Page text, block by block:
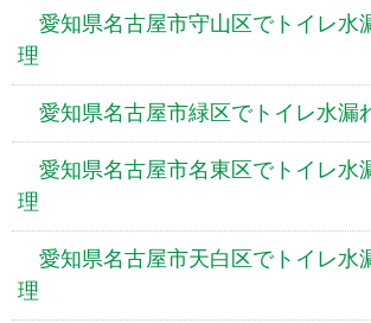
愛知県名古屋市守山区でトイレ水
理
愛知県名古屋市緑区でトイレ水漏
愛知県名古屋市名東区でトイレ水
理
愛知県名古屋市天白区でトイレ水
理